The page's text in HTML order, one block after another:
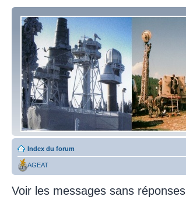
Index du forum
AGEAT
Voir les messages sans réponses